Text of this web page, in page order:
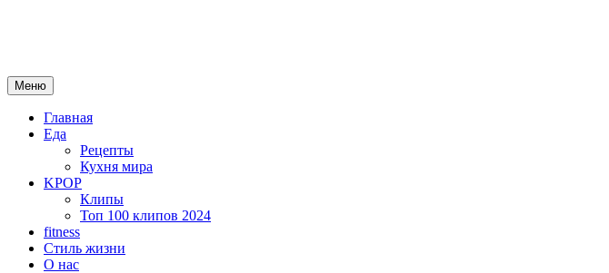
Меню
Главная
Еда
Рецепты
Кухня мира
KPOP
Клипы
Топ 100 клипов 2024
fitness
Стиль жизни
О нас